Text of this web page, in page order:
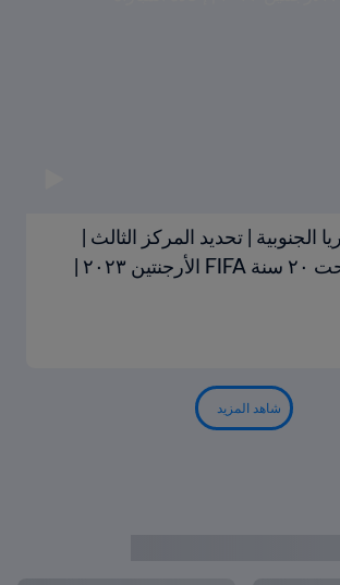
الجنوبية | تحديد المركز الثالث |
كأس العالم تحت ٢٠ سنة FIFA الأرجنتين ٢٠٢٣ |
شاهد المزيد